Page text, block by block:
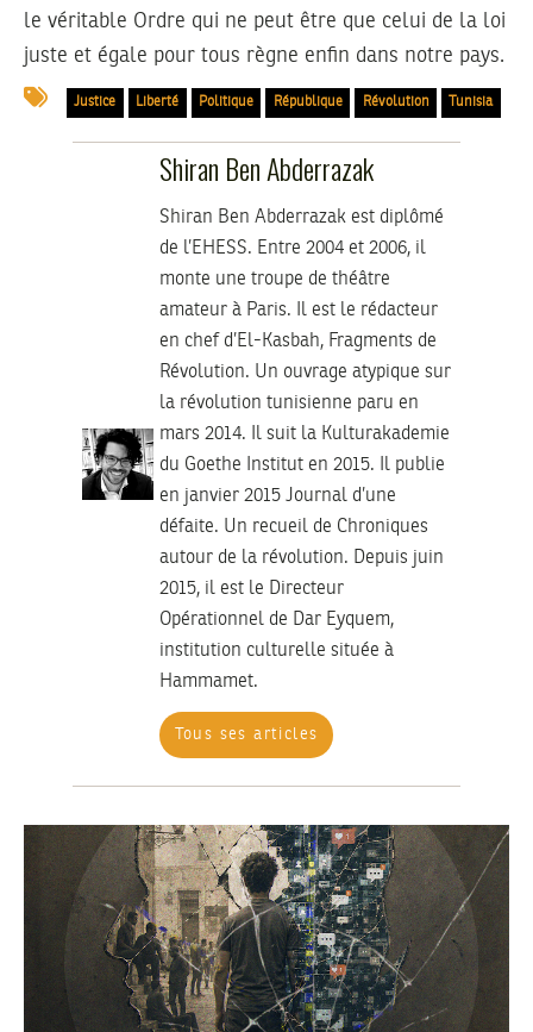
le véritable Ordre qui ne peut être que celui de la loi
juste et égale pour tous règne enfin dans notre pays.
Justice Liberté Politique République Révolution Tunisia
Shiran Ben Abderrazak
Shiran Ben Abderrazak est diplômé
de l’EHESS. Entre 2004 et 2006, il
monte une troupe de théâtre
amateur à Paris. Il est le rédacteur
en chef d’El-Kasbah, Fragments de
Révolution. Un ouvrage atypique sur
la révolution tunisienne paru en
mars 2014. Il suit la Kulturakademie
du Goethe Institut en 2015. Il publie
en janvier 2015 Journal d’une
défaite. Un recueil de Chroniques
autour de la révolution. Depuis juin
2015, il est le Directeur
Opérationnel de Dar Eyquem,
institution culturelle située à
Hammamet.
Tous ses articles